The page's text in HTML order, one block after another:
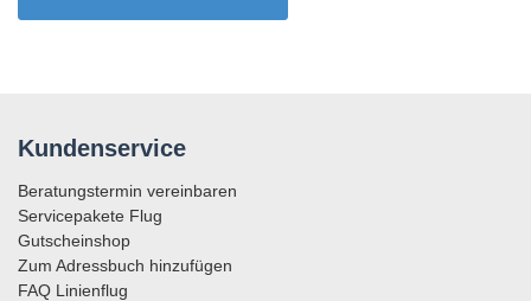
Kundenservice
Beratungstermin vereinbaren
Servicepakete Flug
Gutscheinshop
Zum Adressbuch hinzufügen
FAQ Linienflug